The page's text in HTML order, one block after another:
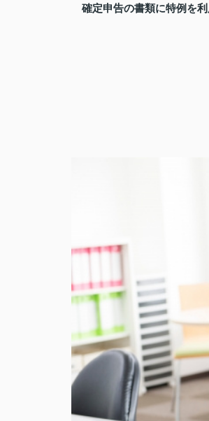
確定申告の書類に特例を